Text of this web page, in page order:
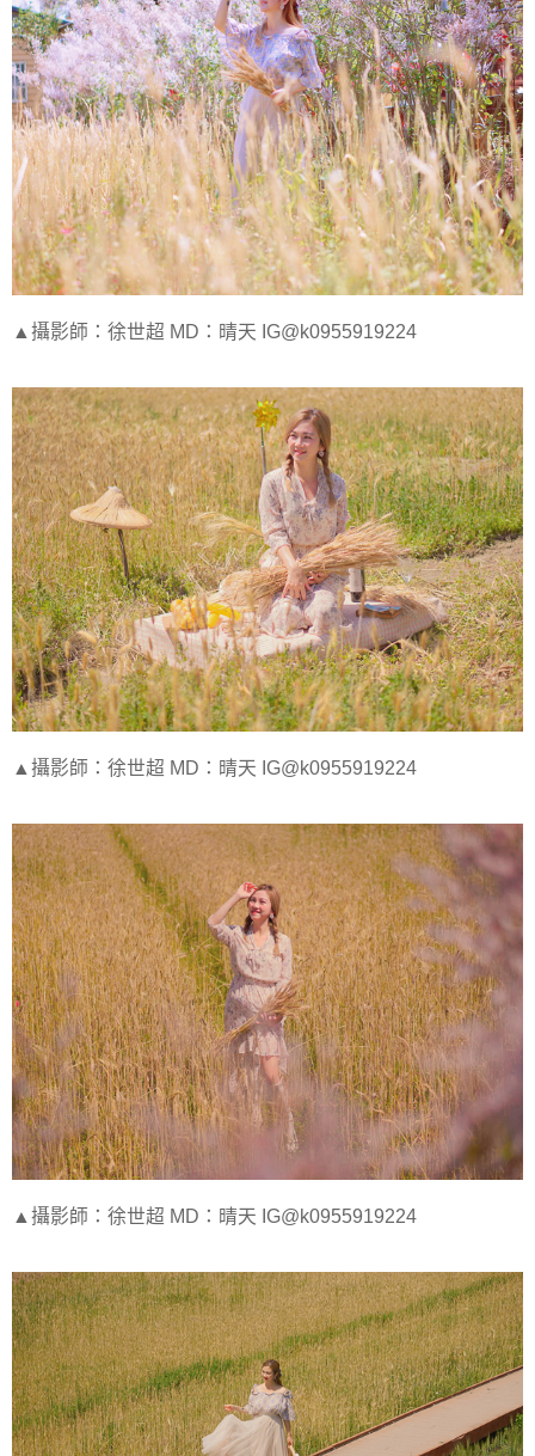
▲攝影師：徐世超 MD：晴天 IG@k0955919224
▲攝影師：徐世超 MD：晴天 IG@k0955919224
▲攝影師：徐世超 MD：晴天 IG@k0955919224